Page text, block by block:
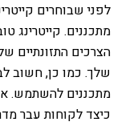
לפני שבוחרים
מתכננים. קייטרינג
הצרכים התזונתיים
שלך. כמו כן, חשוב
מתכננים להשתמש.
כיצד לקוחות עבר